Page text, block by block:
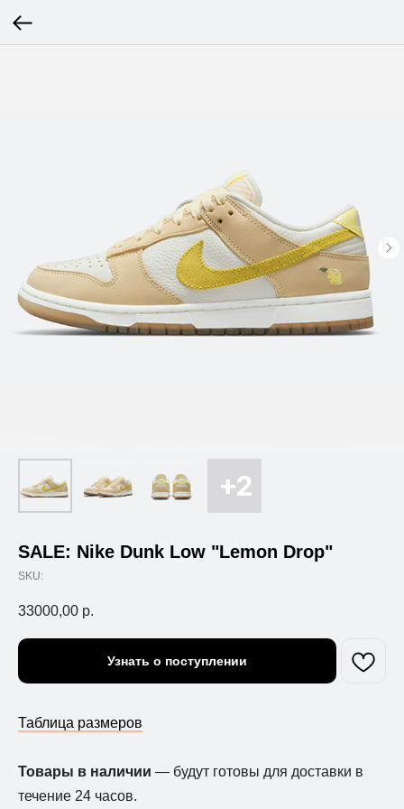
SALE: Nike Dunk Low "Lemon Drop"
SKU:
33000,00 р.
Узнать о поступлении
Таблица размеров
Товары в наличии — будут готовы для доставки в
течение 24 часов.